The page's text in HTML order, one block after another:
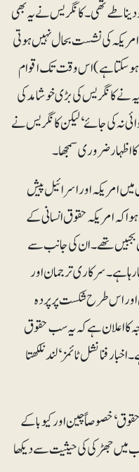
دینا طے تھی۔کانگریس نے یہ بھی
کی نشست بحال نہیں ہوتی
سکتا ہے) اس وقت تک اقوام
نے کانگریس کی بڑی خوشامد کی
نہ کی جائے ‘لیکن کانگریس نے
ضروری سمجھا۔
امریکہ اور اسرائیل پیش
کہ امریکہ حقوق انسانی کے
بجبیں تھے۔ ان کی جانب سے
ہے۔ سرکاری ترجمان اور
اس طرح شکست پر پردہ
اعلان ہے کہ یہ سب حقوق
فنانشل ٹائمز ‘ لندنلکھتا
حقوق‘ خصوصاً چین اور کیوبا کے
جھڑکی کی حیثیت سے دیکھا